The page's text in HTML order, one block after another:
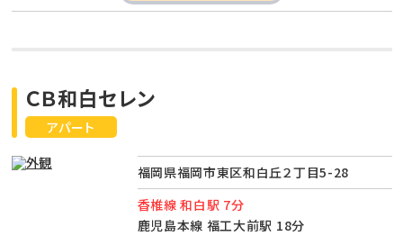
アパート
ＣＢ和白セレン
福岡県福岡市東区和白丘２丁目5-28
香椎線 和白駅 7分
鹿児島本線 福工大前駅 18分